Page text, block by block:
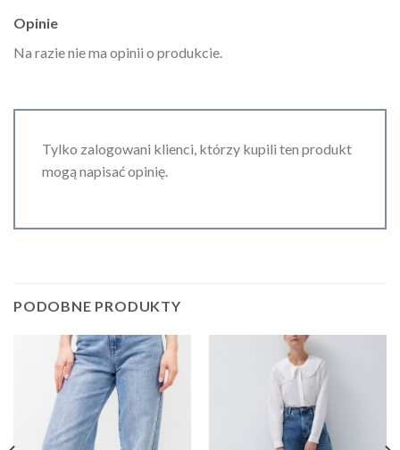
Opinie
Na razie nie ma opinii o produkcie.
Tylko zalogowani klienci, którzy kupili ten produkt
mogą napisać opinię.
PODOBNE PRODUKTY